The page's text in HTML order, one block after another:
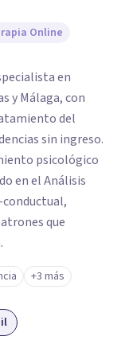
Online
en
y Málaga, con
del
sin ingreso.
psicológico
en el Análisis
que
+3 más